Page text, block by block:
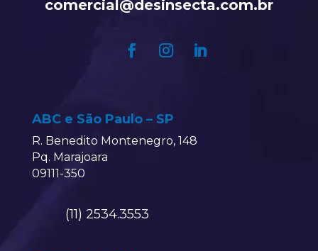
comercial@desinsecta.com.br
ABC e São Paulo – SP
R. Benedito Montenegro, 148
Pq. Marajoara
09111-350
(11) 2534.3553